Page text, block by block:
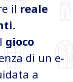
il reale
.
gioco
di un e-
a